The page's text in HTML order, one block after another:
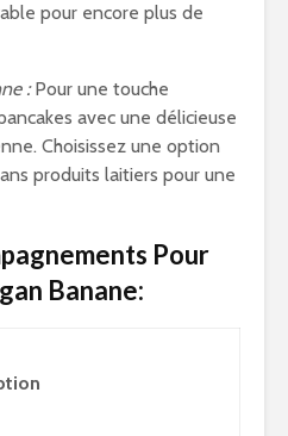
pour encore plus de
:Pour une touche
avec une délicieuse
Choisissez une option
produits laitiers pour une
Pour
Banane: